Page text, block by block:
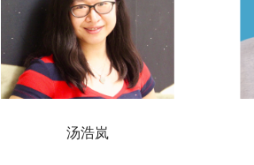
汤浩岚